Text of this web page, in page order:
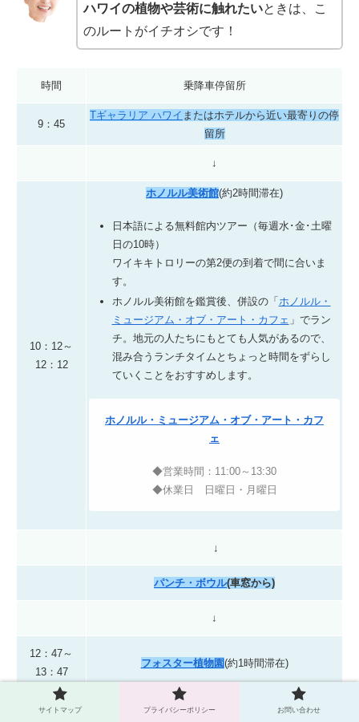
ハワイの植物や芸術に触れたいときは、こ
のルートがイチオシです！
時間 乗降車停留所
9：45
Tギャラリア ハワイ またはホテルから近い最寄りの停
留所
↓
10：12～
12：12
ホノルル美術館(約2時間滞在)
日本語による無料館内ツアー（毎週水･金･土曜
日の10時）
ワイキキトロリーの第2便の到着で間に合いま
す。
ホノルル美術館を鑑賞後、併設の「 ホノルル・
ミュージアム・オブ・アート・カフェ 」でラン
チ。地元の人たちにもとても人気があるので、
混み合うランチタイムとちょっと時間をずらし
ていくことをおすすめします。
ホノルル・ミュージアム・オブ・アート・カフ
ェ
◆営業時間：11:00～13:30
◆休業日 日曜日・月曜日
↓
パンチ・ボウル(車窓から)
↓
12：47～
13：47
フォスター植物園(約1時間滞在)
↓約20分
サイトマップ プライバシーポリシー お問い合わせ